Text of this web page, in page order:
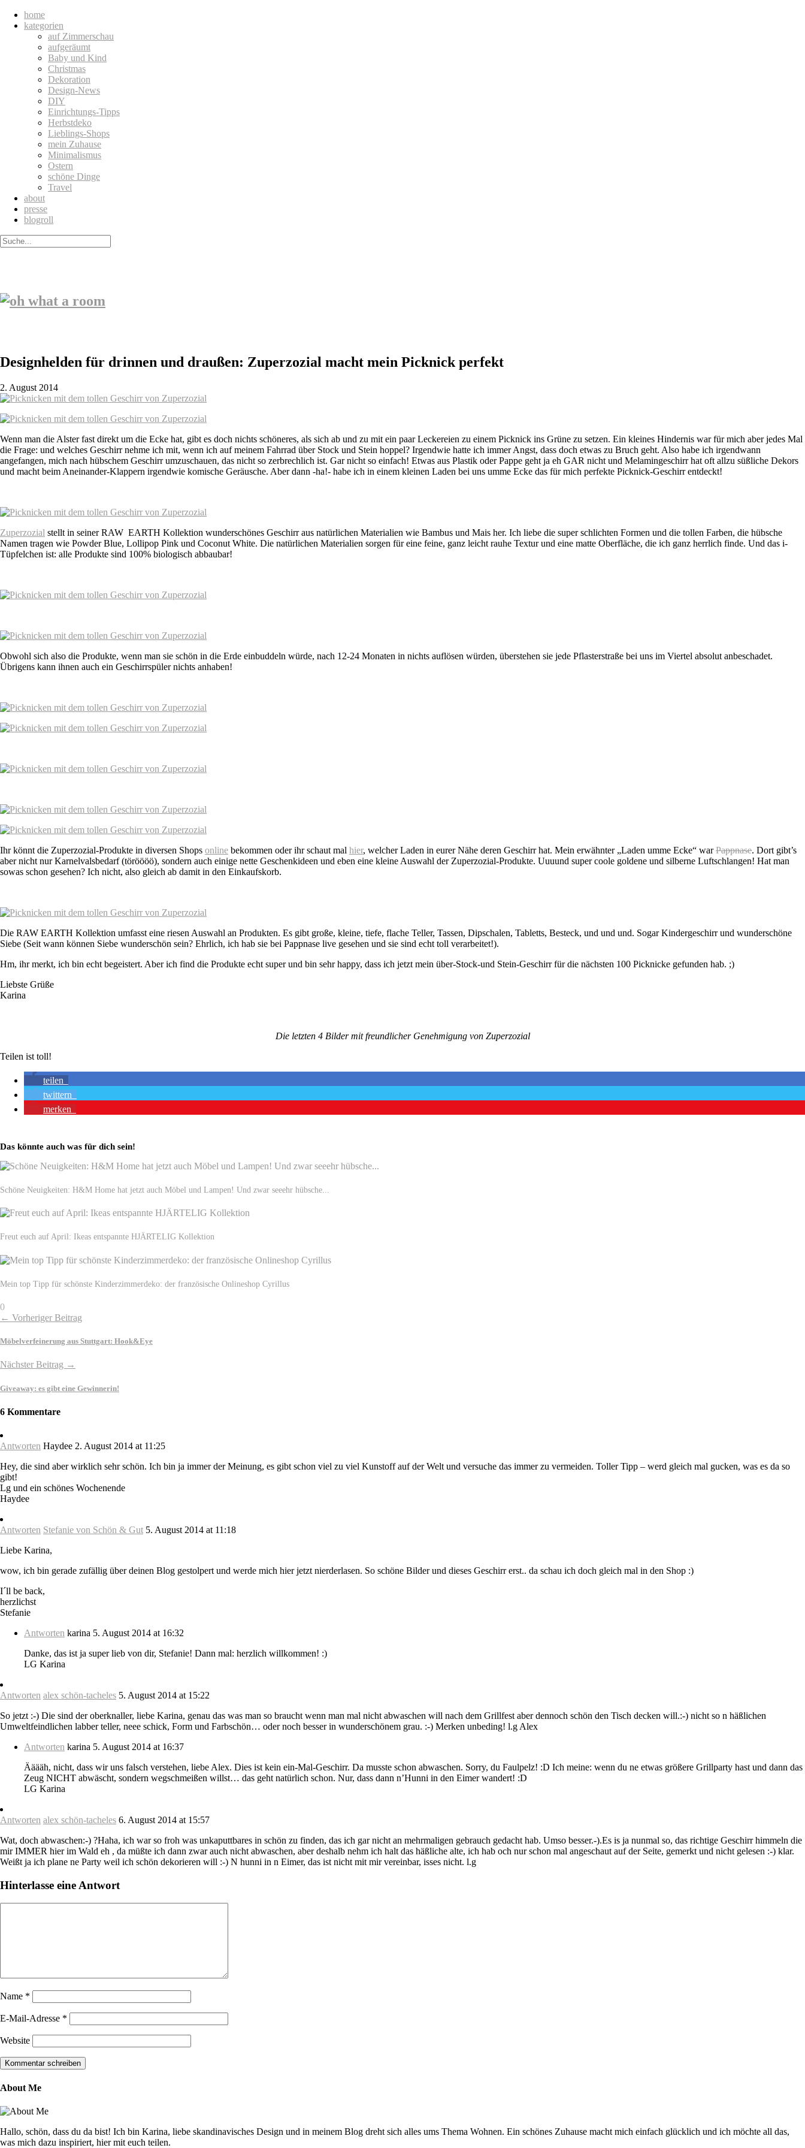
home
kategorien
auf Zimmerschau
aufgeräumt
Baby und Kind
Christmas
Dekoration
Design-News
DIY
Einrichtungs-Tipps
Herbstdeko
Lieblings-Shops
mein Zuhause
Minimalismus
Ostern
schöne Dinge
Travel
about
presse
blogroll
Designhelden für drinnen und draußen: Zuperzozial macht mein Picknick perfekt
2. August 2014
Wenn man die Alster fast direkt um die Ecke hat, gibt es doch nichts schöneres, als sich ab und zu mit ein paar Leckereien zu einem Picknick ins Grüne zu setzen. Ein kleines Hindernis war für mich aber jedes Mal
die Frage: und welches Geschirr nehme ich mit, wenn ich auf meinem Fahrrad über Stock und Stein hoppel? Irgendwie hatte ich immer Angst, dass doch etwas zu Bruch geht. Also habe ich irgendwann
angefangen, mich nach hübschem Geschirr umzuschauen, das nicht so zerbrechlich ist. Gar nicht so einfach! Etwas aus Plastik oder Pappe geht ja eh GAR nicht und Melamingeschirr hat oft allzu süßliche Dekors
und macht beim Aneinander-Klappern irgendwie komische Geräusche. Aber dann -ha!- habe ich in einem kleinen Laden bei uns umme Ecke das für mich perfekte Picknick-Geschirr entdeckt!
Zuperzozial stellt in seiner RAW EARTH Kollektion wunderschönes Geschirr aus natürlichen Materialien wie Bambus und Mais her. Ich liebe die super schlichten Formen und die tollen Farben, die hübsche
Namen tragen wie Powder Blue, Lollipop Pink und Coconut White. Die natürlichen Materialien sorgen für eine feine, ganz leicht rauhe Textur und eine matte Oberfläche, die ich ganz herrlich finde. Und das i-
Tüpfelchen ist: alle Produkte sind 100% biologisch abbaubar!
Obwohl sich also die Produkte, wenn man sie schön in die Erde einbuddeln würde, nach 12-24 Monaten in nichts auflösen würden, überstehen sie jede Pflasterstraße bei uns im Viertel absolut anbeschadet.
Übrigens kann ihnen auch ein Geschirrspüler nichts anhaben!
Ihr könnt die Zuperzozial-Produkte in diversen Shops online bekommen oder ihr schaut mal hier, welcher Laden in eurer Nähe deren Geschirr hat. Mein erwähnter „Laden umme Ecke“ warPappnase. Dort gibt’s
aber nicht nur Karnelvalsbedarf (töröööö), sondern auch einige nette Geschenkideen und eben eine kleine Auswahl der Zuperzozial-Produkte. Uuuund super coole goldene und silberne Luftschlangen! Hat man
sowas schon gesehen? Ich nicht, also gleich ab damit in den Einkaufskorb.
Die RAW EARTH Kollektion umfasst eine riesen Auswahl an Produkten. Es gibt große, kleine, tiefe, flache Teller, Tassen, Dipschalen, Tabletts, Besteck, und und und. Sogar Kindergeschirr und wunderschöne
Siebe (Seit wann können Siebe wunderschön sein? Ehrlich, ich hab sie bei Pappnase live gesehen und sie sind echt toll verarbeitet!).
Hm, ihr merkt, ich bin echt begeistert. Aber ich find die Produkte echt super und bin sehr happy, dass ich jetzt mein über-Stock-und Stein-Geschirr für die nächsten 100 Picknicke gefunden hab. ;)
Liebste Grüße
Karina
Die letzten 4 Bilder mit freundlicher Genehmigung von Zuperzozial
Teilen ist toll!
teilen
twittern
merken
Das könnte auch was für dich sein!
Schöne Neuigkeiten: H&M Home hat jetzt auch Möbel und Lampen! Und zwar seeehr hübsche...
Freut euch auf April: Ikeas entspannte HJÄRTELIG Kollektion
Mein top Tipp für schönste Kinderzimmerdeko: der französische Onlineshop Cyrillus
0
← Vorheriger Beitrag
Möbelverfeinerung aus Stuttgart: Hook&Eye
Nächster Beitrag →
Giveaway: es gibt eine Gewinnerin!
6 Kommentare
Antworten Haydee 2. August 2014 at 11:25
Hey, die sind aber wirklich sehr schön. Ich bin ja immer der Meinung, es gibt schon viel zu viel Kunstoff auf der Welt und versuche das immer zu vermeiden. Toller Tipp – werd gleich mal gucken, was es da so
gibt!
Lg und ein schönes Wochenende
Haydee
Antworten Stefanie von Schön & Gut 5. August 2014 at 11:18
Liebe Karina,
wow, ich bin gerade zufällig über deinen Blog gestolpert und werde mich hier jetzt nierderlasen. So schöne Bilder und dieses Geschirr erst.. da schau ich doch gleich mal in den Shop :)
I´ll be back,
herzlichst
Stefanie
Antworten karina 5. August 2014 at 16:32
Danke, das ist ja super lieb von dir, Stefanie! Dann mal: herzlich willkommen! :)
LG Karina
Antworten alex schön-tacheles 5. August 2014 at 15:22
So jetzt :-) Die sind der oberknaller, liebe Karina, genau das was man so braucht wenn man mal nicht abwaschen will nach dem Grillfest aber dennoch schön den Tisch decken will.:-) nicht so n häßlichen
Umweltfeindlichen labber teller, neee schick, Form und Farbschön… oder noch besser in wunderschönem grau. :-) Merken unbeding! l.g Alex
Antworten karina 5. August 2014 at 16:37
Ääääh, nicht, dass wir uns falsch verstehen, liebe Alex. Dies ist kein ein-Mal-Geschirr. Da musste schon abwaschen. Sorry, du Faulpelz! :D Ich meine: wenn du ne etwas größere Grillparty hast und dann das
Zeug NICHT abwäscht, sondern wegschmeißen willst… das geht natürlich schon. Nur, dass dann n’Hunni in den Eimer wandert! :D
LG Karina
Antworten alex schön-tacheles 6. August 2014 at 15:57
Wat, doch abwaschen:-) ?Haha, ich war so froh was unkaputtbares in schön zu finden, das ich gar nicht an mehrmaligen gebrauch gedacht hab. Umso besser.-).Es is ja nunmal so, das richtige Geschirr himmeln die
mir IMMER hier im Wald eh , da müßte ich dann zwar auch nicht abwaschen, aber deshalb nehm ich halt das häßliche alte, ich hab och nur schon mal angeschaut auf der Seite, gemerkt und nicht gelesen :-) klar.
Weißt ja ich plane ne Party weil ich schön dekorieren will :-) N hunni in n Eimer, das ist nicht mit mir vereinbar, isses nicht. l.g
Hinterlasse eine Antwort
Name *
E-Mail-Adresse *
Website
About Me
Hallo, schön, dass du da bist! Ich bin Karina, liebe skandinavisches Design und in meinem Blog dreht sich alles ums Thema Wohnen. Ein schönes Zuhause macht mich einfach glücklich und ich möchte all das,
was mich dazu inspiriert, hier mit euch teilen.